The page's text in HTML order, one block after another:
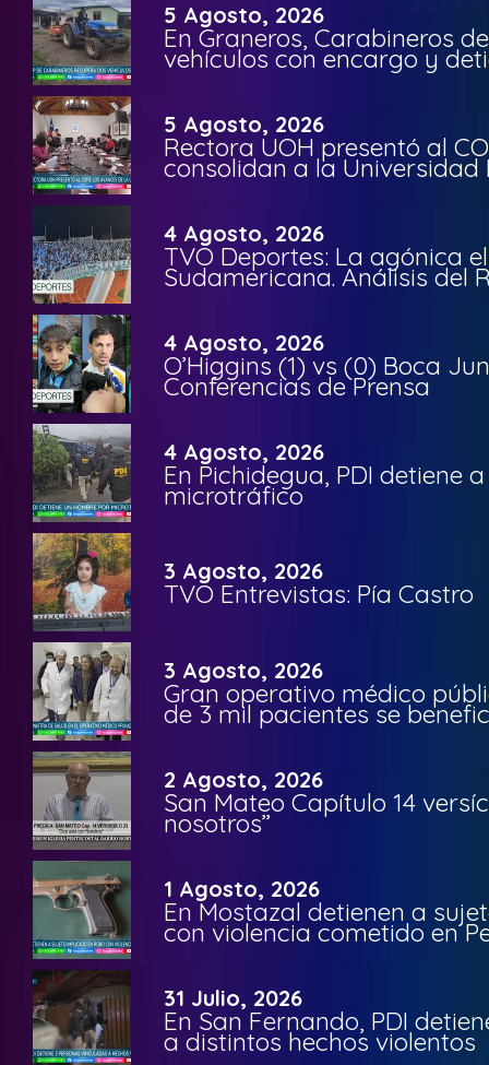
5 Agosto, 2026
En Graneros, Carabineros
vehículos con encargo y
5 Agosto, 2026
Rectora UOH presentó al
consolidan a la Universidad
4 Agosto, 2026
TVO Deportes: La agónica
Sudamericana. Análisis del
4 Agosto, 2026
O’Higgins (1) vs (0) Boca
Conferencias de Prensa
4 Agosto, 2026
En Pichidegua, PDI detiene
microtráfico
3 Agosto, 2026
TVO Entrevistas: Pía Castro
3 Agosto, 2026
Gran operativo médico
de 3 mil pacientes se
2 Agosto, 2026
San Mateo Capítulo 14
nosotros”
1 Agosto, 2026
En Mostazal detienen a
con violencia cometido en
31 Julio, 2026
En San Fernando, PDI
a distintos hechos violentos